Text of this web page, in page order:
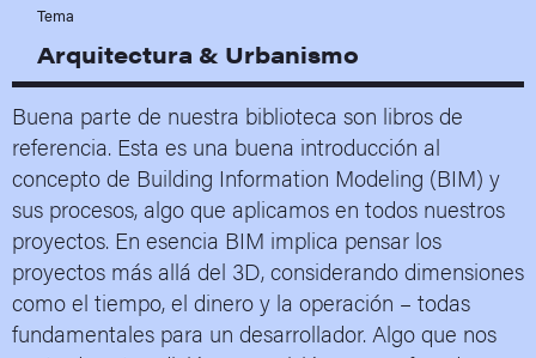
Tema
Arquitectura & Urbanismo
Buena parte de nuestra biblioteca son libros de
referencia. Esta es una buena introducción al
concepto de Building Information Modeling (BIM) y
sus procesos, algo que aplicamos en todos nuestros
proyectos. En esencia BIM implica pensar los
proyectos más allá del 3D, considerando dimensiones
como el tiempo, el dinero y la operación – todas
fundamentales para un desarrollador. Algo que nos